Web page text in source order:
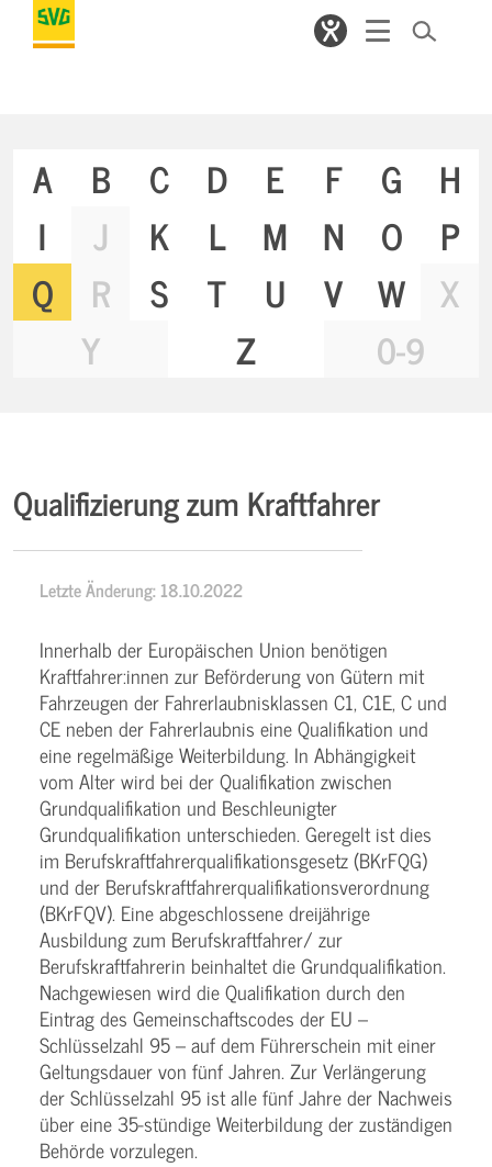
A B C D E F G
H
I
J K L M N O
P
Q
R S T U V W
X
Y
Z 0-9
Qualifizierung zum Kraftfahrer
Letzte Änderung: 18.10.2022
Innerhalb der Europäischen Union benötigen
Kraftfahrer:innen zur Beförderung von Gütern mit
Fahrzeugen der Fahrerlaubnisklassen C1, C1E, C und
CE neben der Fahrerlaubnis eine Qualifikation und
eine regelmäßige Weiterbildung. In Abhängigkeit
vom Alter wird bei der Qualifikation zwischen
Grundqualifikation und Beschleunigter
Grundqualifikation unterschieden. Geregelt ist dies
im Berufskraftfahrerqualifikationsgesetz (BKrFQG)
und der Berufskraftfahrerqualifikationsverordnung
(BKrFQV). Eine abgeschlossene dreijährige
Ausbildung zum Berufskraftfahrer/ zur
Berufskraftfahrerin beinhaltet die Grundqualifikation.
Nachgewiesen wird die Qualifikation durch den
Eintrag des Gemeinschaftscodes der EU –
Schlüsselzahl 95 – auf dem Führerschein mit einer
Geltungsdauer von fünf Jahren. Zur Verlängerung
der Schlüsselzahl 95 ist alle fünf Jahre der Nachweis
über eine 35-stündige Weiterbildung der zuständigen
Behörde vorzulegen.